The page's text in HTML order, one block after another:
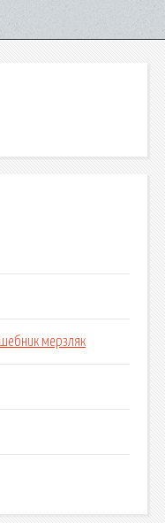
мерзляк